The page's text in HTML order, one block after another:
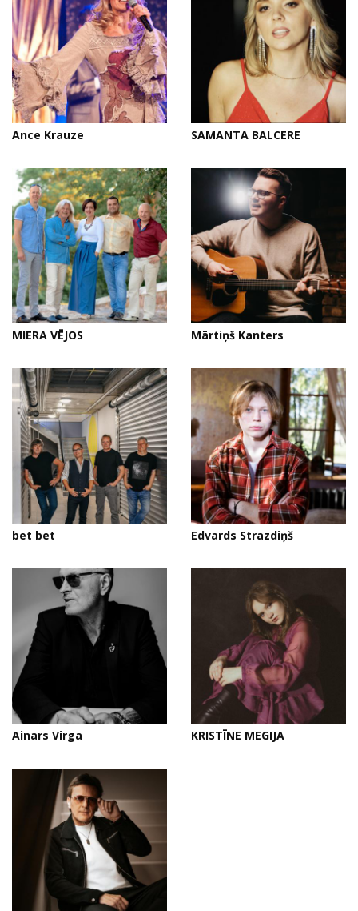
Ance Krauze SAMANTA BALCERE
MIERA VĒJOS Mārtiņš Kanters
bet bet Edvards Strazdiņš
Ainars Virga KRISTĪNE MEGIJA